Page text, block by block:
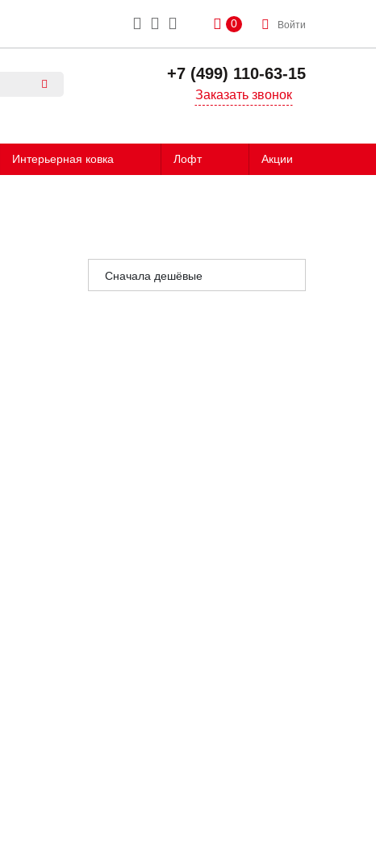
0 Войти
+7 (499) 110-63-15
Заказать звонок
Интерьерная ковка Лофт Акции
Сначала дешёвые